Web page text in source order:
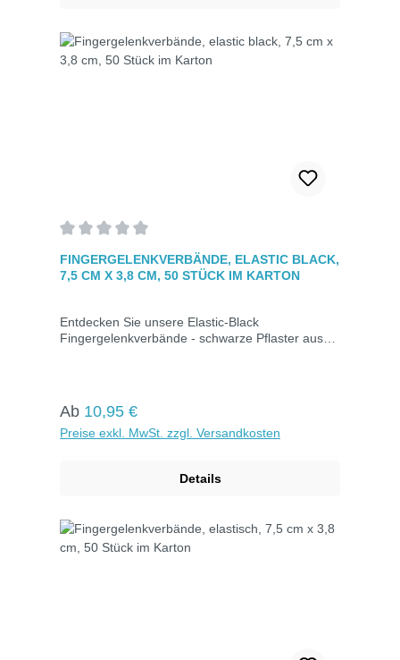
FINGERGELENKVERBÄNDE, ELASTIC BLACK,
7,5 CM X 3,8 CM, 50 STÜCK IM KARTON
Entdecken Sie unsere Elastic-Black
Fingergelenkverbände - schwarze Pflaster aus
besonders in schmutzbelasteten Bereichen. Die
hohe Klebekraft, das querelastische Gewebe und
die Flexibilität machen sie zuverlässig und
Schwarz50 Stück im Karton.
Regulärer Preis:
Ab 10,95 €
Preise exkl. MwSt. zzgl. Versandkosten
Details